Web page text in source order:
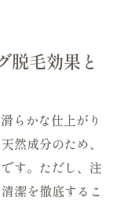
脱毛効果と
らかな仕上がり
然成分のため、
す。ただし、注
潔を徹底するこ